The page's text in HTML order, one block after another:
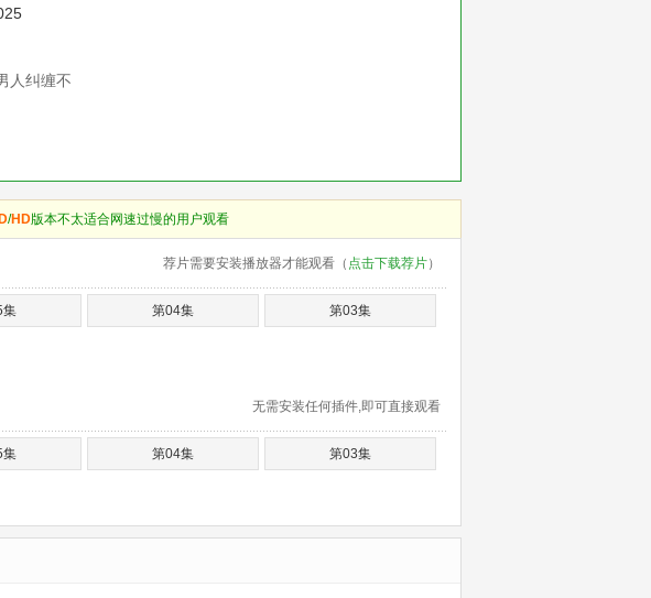
人纠缠不
/HD版本不太适合网速过慢的用户观看
荐片需要安装播放器才能观看（ 点击下载荐片）
集 第04集 第03集
无需安装任何插件,即可直接观看
集 第04集 第03集